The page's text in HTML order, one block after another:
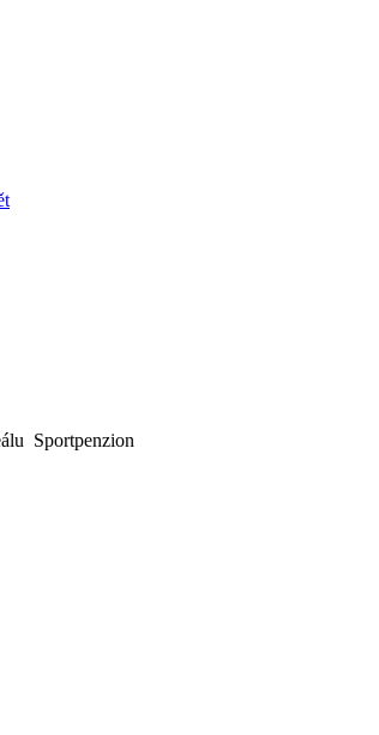
Sportpenzion